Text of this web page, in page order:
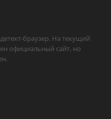
браузер. На текущий
официальный сайт, но